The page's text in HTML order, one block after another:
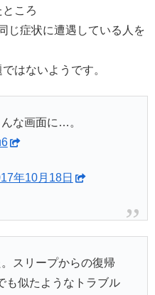
ころ
じ症状に遭遇している人を
はないようです。
な画面に…。
年10月18日
スリープからの復帰
も似たようなトラブル